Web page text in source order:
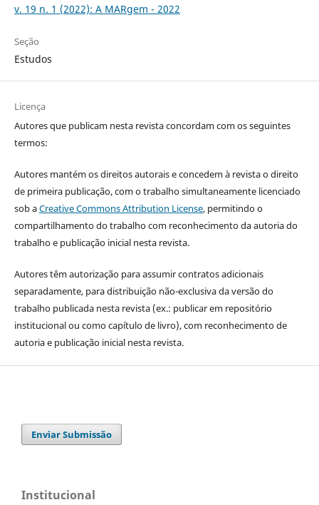
v. 19 n. 1 (2022): A MARgem - 2022
Seção
Estudos
Licença
Autores que publicam nesta revista concordam com os seguintes
termos:
Autores mantém os direitos autorais e concedem à revista o direito
de primeira publicação, com o trabalho simultaneamente licenciado
sob aCreative Commons Attribution License, permitindo o
compartilhamento do trabalho com reconhecimento da autoria do
trabalho e publicação inicial nesta revista.
Autores têm autorização para assumir contratos adicionais
separadamente, para distribuição não-exclusiva da versão do
trabalho publicada nesta revista (ex.: publicar em repositório
institucional ou como capítulo de livro), com reconhecimento de
autoria e publicação inicial nesta revista.
Enviar Submissão
Institucional